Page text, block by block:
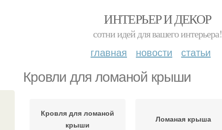
ИНТЕРЬЕР И ДЕКОР
сотни идей для вашего интерьера!
главная новости статьи
Кровли для ломаной крыши
Кровля для ломаной
крыши
Ломаная крыша